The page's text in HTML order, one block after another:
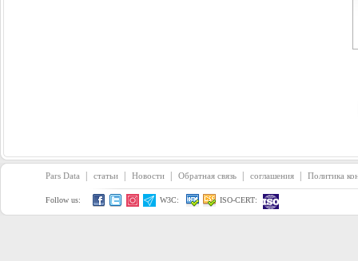
Pars Data статьи Новости Обратная связь соглашения Политика
Follow us: W3C: ISO-CERT: